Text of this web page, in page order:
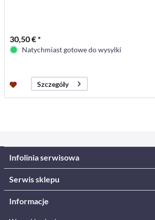
30,50 € *
Natychmiast gotowe do wysyłki
Szczegóły
Infolinia serwisowa
Serwis sklepu
Informacje